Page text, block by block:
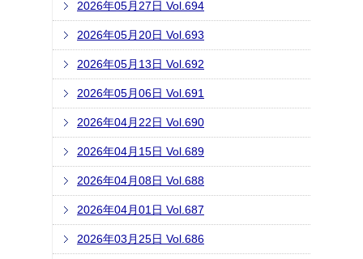
2026年05月27日 Vol.694
2026年05月20日 Vol.693
2026年05月13日 Vol.692
2026年05月06日 Vol.691
2026年04月22日 Vol.690
2026年04月15日 Vol.689
2026年04月08日 Vol.688
2026年04月01日 Vol.687
2026年03月25日 Vol.686